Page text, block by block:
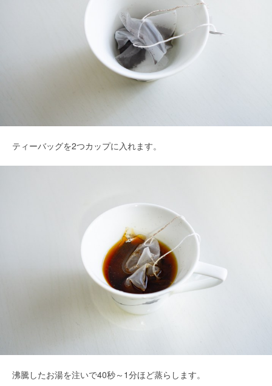
ティーバッグを2つカップに入れます。
沸騰したお湯を注いで40秒～1分ほど蒸らします。